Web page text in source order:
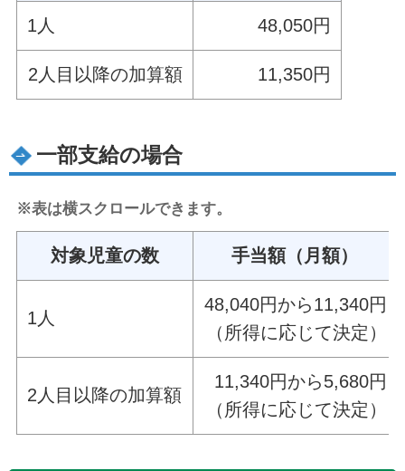
1人 48,050円
2人目以降の加算額 11,350円
一部支給の場合
※表は横スクロールできます。
対象児童の数 手当額（月額）
1人
48,040円から11,340円
（所得に応じて決定）
2人目以降の加算額
11,340円から5,680円
（所得に応じて決定）